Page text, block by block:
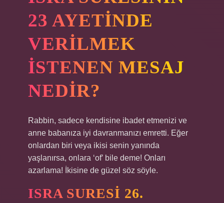
23 AYETINDE
VERILMEK
ISTENEN MESAJ
NEDIR?
Rabbin, sadece kendisine ibadet etmenizi ve
anne babanıza iyi davranmanızı emretti. Eğer
onlardan biri veya ikisi senin yanında
yaşlanırsa, onlara ‘of’ bile deme! Onları
azarlama! İkisine de güzel söz söyle.
ISRA SURESI 26.